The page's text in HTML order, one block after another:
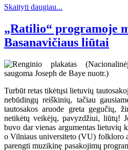
Skaityti daugiau...
„Ratilio“ programoje
Basanavičiaus liūtai
Turbūt retas tikėtųsi lietuvių
nebūdingų reiškinių, tačiau
tautosakos aruode greta gegučių,
netikėtų veikėjų, pavyzdžiui, liūtų!
buvo dar vienas argumentas lietuvių
o Vilniaus universiteto (VU) folkloro
parengti muzikinę pasakojimų